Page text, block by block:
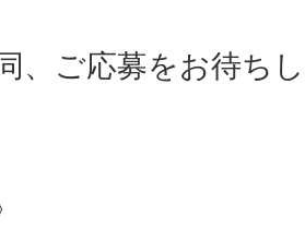
、ご応募をお待ち